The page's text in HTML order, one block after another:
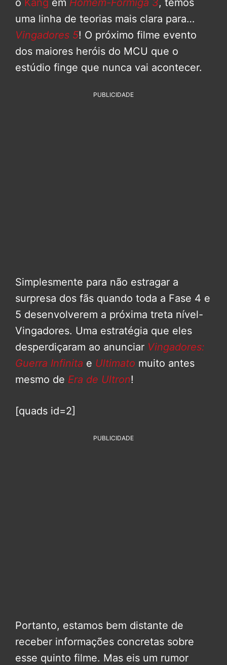
uma linha de teorias mais clara para…
Vingadores 5! O próximo filme evento
dos maiores heróis do MCU que o
estúdio finge que nunca vai acontecer.
PUBLICIDADE
Simplesmente para não estragar a
surpresa dos fãs quando toda a Fase 4 e
5 desenvolverem a próxima treta nível-
Vingadores. Uma estratégia que eles
desperdiçaram ao anunciar Vingadores:
Guerra Infinita e Ultimato muito antes
mesmo de Era de Ultron!
[quads id=2]
PUBLICIDADE
Portanto, estamos bem distante de
receber informações concretas sobre
esse quinto filme. Mas eis um rumor